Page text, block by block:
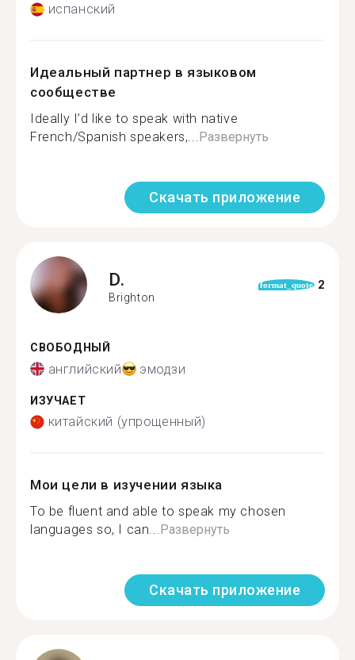
испанский
Идеальный партнер в языковом
сообществе
Ideally I’d like to speak with native
French/Spanish speakers,...Развернуть
Скачать приложение
D.
Brighton
format_quote 2
СВОБОДНЫЙ
английский эмодзи
ИЗУЧАЕТ
китайский (упрощенный)
Мои цели в изучении языка
To be fluent and able to speak my chosen
languages so, I can...Развернуть
Скачать приложение